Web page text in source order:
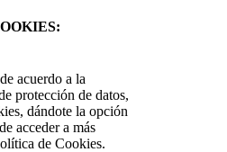
acuerdo a la
protección de datos,
dándote la opción
acceder a más
de Cookies.